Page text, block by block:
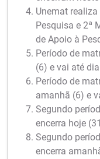
Unemat
Pesquisa e 2ª
de Apoio à
Período de
(6) e vai até
Período de
amanhã (6) e
Segundo
encerra hoje
Segundo
encerra